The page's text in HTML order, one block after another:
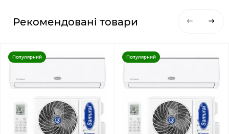
Рекомендовані товари
Популярний Популярний